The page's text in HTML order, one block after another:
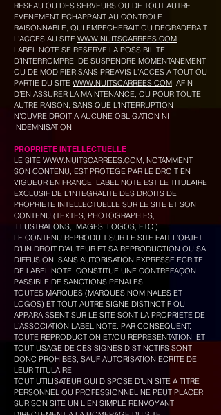
RESEAU OU DES SERVEURS OU DE TOUT AUTRE
EVENEMENT ECHAPPANT AU CONTROLE
RAISONNABLE, QUI EMPECHERAIT OU DEGRADERAIT
L’ACCES AU SITE WWW.NUITSCARREES.COM.
LABEL NOTE SE RESERVE LA POSSIBILITE
D’INTERROMPRE, DE SUSPENDRE MOMENTANEMENT
OU DE MODIFIER SANS PREAVIS L’ACCES A TOUT OU
PARTIE DU SITE WWW.NUITSCARREES.COM, AFIN
D’EN ASSURER LA MAINTENANCE, OU POUR TOUTE
AUTRE RAISON, SANS QUE L’INTERRUPTION
N’OUVRE DROIT A AUCUNE OBLIGATION NI
INDEMNISATION.
PROPRIETE INTELLECTUELLE
LE SITE WWW.NUITSCARREES.COM, NOTAMMENT
SON CONTENU, EST PROTEGE PAR LE DROIT EN
VIGUEUR EN FRANCE. LABEL NOTE EST LE TITULAIRE
EXCLUSIF DE L’INTEGRALITE DES DROITS DE
PROPRIETE INTELLECTUELLE SUR LE SITE ET SON
CONTENU (TEXTES, PHOTOGRAPHIES,
ILLUSTRATIONS, IMAGES, LOGOS, ETC.).
LE CONTENU REPRODUIT SUR LE SITE FAIT L’OBJET
D’UN DROIT D’AUTEUR ET SA REPRODUCTION OU SA
DIFFUSION, SANS AUTORISATION EXPRESSE ECRITE
DE LABEL NOTE, CONSTITUE UNE CONTREFAÇON
PASSIBLE DE SANCTIONS PENALES.
TOUTES MARQUES (MARQUES NOMINALES ET
LOGOS) ET TOUT AUTRE SIGNE DISTINCTIF QUI
APPARAISSENT SUR LE SITE SONT LA PROPRIETE DE
L’ASSOCIATION LABEL NOTE. PAR CONSEQUENT,
TOUTE REPRODUCTION ET/OU REPRESENTATION, ET
TOUT USAGE DE CES SIGNES DISTINCTIFS SONT
DONC PROHIBES, SAUF AUTORISATION ECRITE DE
LEUR TITULAIRE.
TOUT UTILISATEUR QUI DISPOSE D’UN SITE A TITRE
PERSONNEL OU PROFESSIONNEL NE PEUT PLACER
SUR SON SITE UN LIEN SIMPLE RENVOYANT